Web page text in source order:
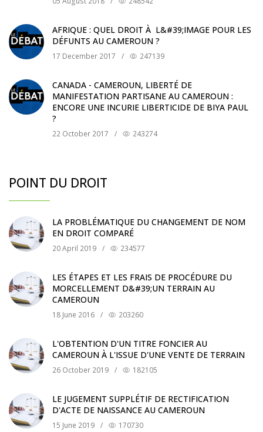
AFRIQUE : QUEL DROIT À L&#39;IMAGE POUR LES
DÉFUNTS AU CAMEROUN ?
17 December 2017 / 247139
CANADA - CAMEROUN, LIBERTÉ DE
MANIFESTATION PARTISANE AU CAMEROUN :
ENCORE UNE INCURIE LIBERTICIDE DE BIYA PAUL
?
22 October 2017 / 243274
POINT DU DROIT
LA PROBLÉMATIQUE DU CHANGEMENT DE NOM
EN DROIT COMPARÉ
20 April 2019 / 234577
LES ÉTAPES ET LES FRAIS DE PROCÉDURE DU
MORCELLEMENT D&#39;UN TERRAIN AU
CAMEROUN
18 June 2016 / 203260
L'OBTENTION D'UN TITRE FONCIER AU
CAMEROUN À L'ISSUE D'UNE VENTE DE TERRAIN
26 October 2019 / 182105
LE JUGEMENT SUPPLÉTIF DE RECTIFICATION
D'ACTE DE NAISSANCE AU CAMEROUN
15 June 2019 / 170730